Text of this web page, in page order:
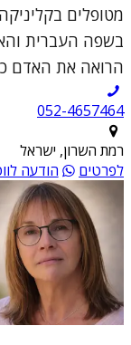
מטופלים
בשפה העברית
הרואה את האדם
052-4657464
רמת השרון, ישראל
לפרטים
הודעה